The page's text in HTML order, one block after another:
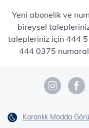
Yeni abonelik ve
bireysel
talepleriniz için 444
444 0375
Karanlık Modda